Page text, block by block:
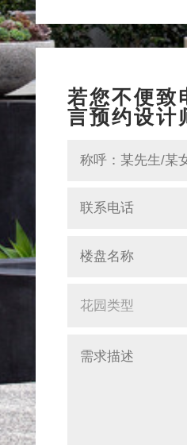
若您不便致
言预约设计